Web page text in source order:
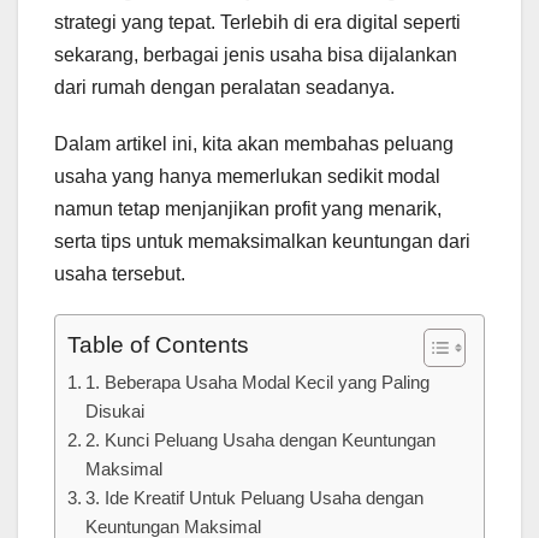
strategi yang tepat. Terlebih di era digital seperti
sekarang, berbagai jenis usaha bisa dijalankan
dari rumah dengan peralatan seadanya.
Dalam artikel ini, kita akan membahas peluang
usaha yang hanya memerlukan sedikit modal
namun tetap menjanjikan profit yang menarik,
serta tips untuk memaksimalkan keuntungan dari
usaha tersebut.
Table of Contents
1. Beberapa Usaha Modal Kecil yang Paling
Disukai
2. Kunci Peluang Usaha dengan Keuntungan
Maksimal
3. Ide Kreatif Untuk Peluang Usaha dengan
Keuntungan Maksimal